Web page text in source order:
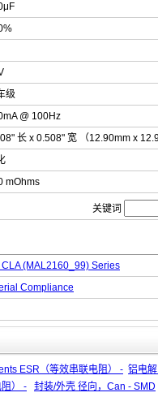
级
@ 100Hz
长 x 0.508" 宽 （12.90mm x
mOhms
关键词
CLA (MAL2160_99) Series
Compliance
ESR（等效串联电阻） - 铝电
） -
封装/外壳 径向，Can - SMD